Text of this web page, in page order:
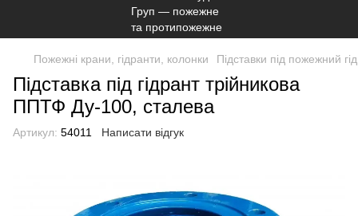
Пожежні крани, гідранти, колонки Підставки під пожежний
Підставка під гідрант трійникова
ППТФ Ду-100, сталева
Артикул: 54011 Написати відгук